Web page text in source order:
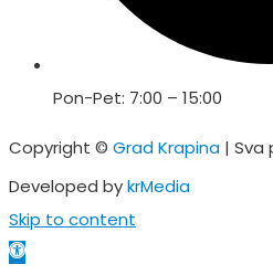
Pon-Pet: 7:00 – 15:00
Copyright © Grad Krapina | Sva
Developed bykrMedia
Skip to content
Open toolbar